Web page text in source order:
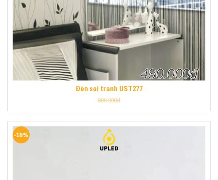
Đèn soi tranh UST277
480.000đ
800.000đ
-18%